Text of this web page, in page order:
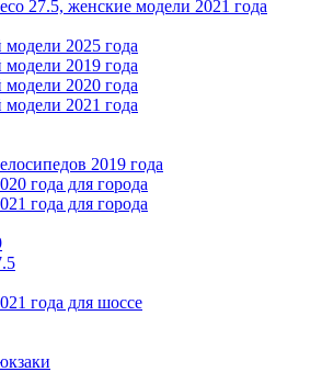
27.5, женские модели 2021 года
модели 2025 года
модели 2019 года
модели 2020 года
модели 2021 года
2019 года
года для города
года для города
года для шоссе